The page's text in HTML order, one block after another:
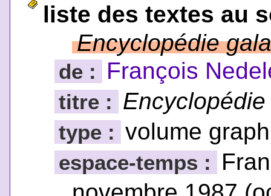
liste des textes au
Encyclopédie
de : François
titre :
type : volume
espace-temps :